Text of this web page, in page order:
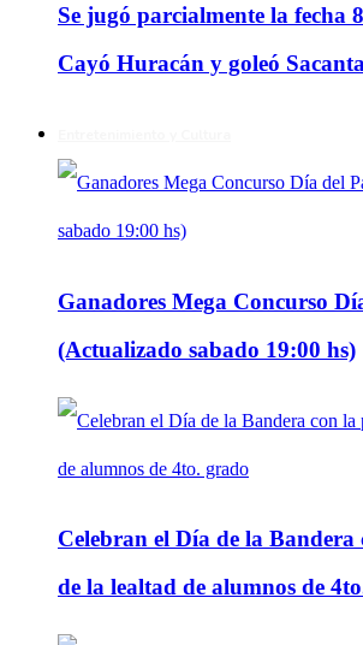
Se jugó parcialmente la fecha
Cayó Huracán y goleó Sacanta
Ganadores Mega Concurso
(Actualizado sabado 19:00 hs)
Celebran el Día de la Bandera
de la lealtad de alumnos de